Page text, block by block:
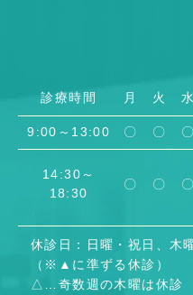
診療時間 月 火 水
9:00～13:00 〇 〇 〇
14:30～
18:30
〇 〇 〇
休診日：日曜・祝日、
（※▲に準ずる休診）
△
奇数週の木曜は休診